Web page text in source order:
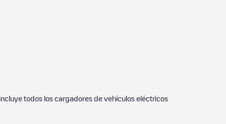
todos los cargadores de vehículos eléctricos